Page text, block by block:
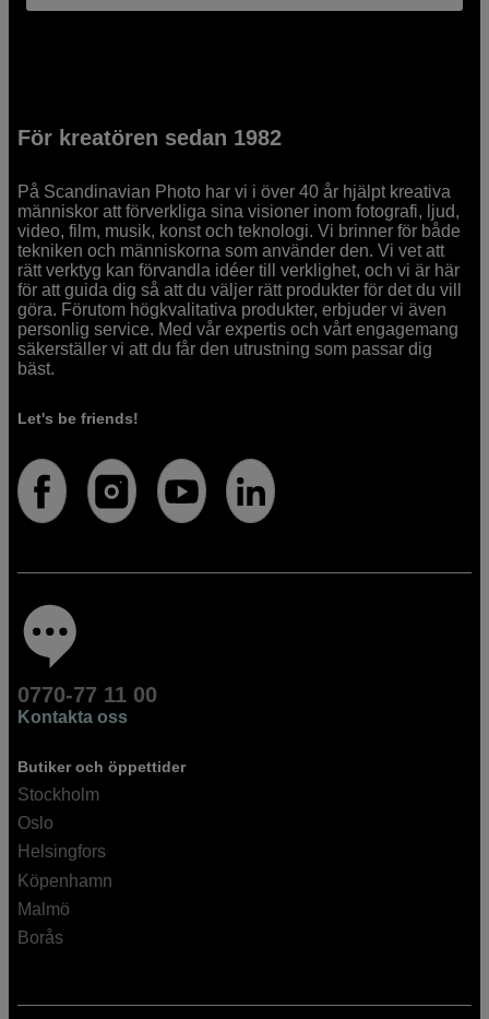
För kreatören sedan 1982
På Scandinavian Photo har vi i över 40 år hjälpt kreativa
människor att förverkliga sina visioner inom fotografi, ljud,
video, film, musik, konst och teknologi. Vi brinner för både
tekniken och människorna som använder den. Vi vet att
rätt verktyg kan förvandla idéer till verklighet, och vi är här
för att guida dig så att du väljer rätt produkter för det du vill
göra. Förutom högkvalitativa produkter, erbjuder vi även
personlig service. Med vår expertis och vårt engagemang
säkerställer vi att du får den utrustning som passar dig
bäst.
Let's be friends!
0770-77 11 00
Kontakta oss
Butiker och öppettider
Stockholm
Oslo
Helsingfors
Köpenhamn
Malmö
Borås